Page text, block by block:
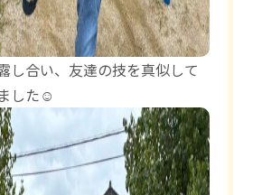
し合い、友達の技を真似して
した☺︎